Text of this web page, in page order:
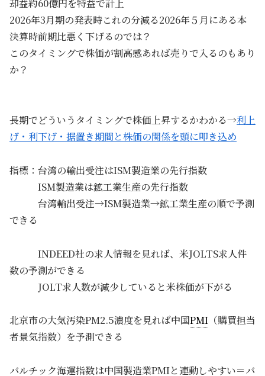
却益約60億円を特益で計上
2026年3月期の発表時これの分減る2026年５月にある本
決算時前期比悪く下げるのでは？
このタイミングで株価が割高感あれば売りで入るのもあり
か？
長期でどういうタイミングで株価上昇するかわかる→利上
げ・利下げ・据置き期間と株価の関係を頭に叩き込め
指標：台湾の輸出受注はISM製造業の先行指数
ISM製造業は鉱工業生産の先行指数
台湾輸出受注→ISM製造業→鉱工業生産の順で予測
できる
INDEED社の求人情報を見れば、米JOLTS求人件
数の予測ができる
JOLT求人数が減少していると米株価が下がる
北京市の大気汚染PM2.5濃度を見れば中国PMI （購買担当
者景気指数）を予測できる
バルチック海運指数は中国製造業PMIと連動しやすい＝バ